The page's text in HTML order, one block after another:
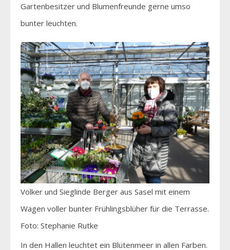
Gartenbesitzer und Blumenfreunde gerne umso
bunter leuchten.
Volker und Sieglinde Berger aus Sasel mit einem
Wagen voller bunter Frühlingsblüher für die Terrasse.
Foto: Stephanie Rutke
In den Hallen leuchtet ein Blütenmeer in allen Farben.